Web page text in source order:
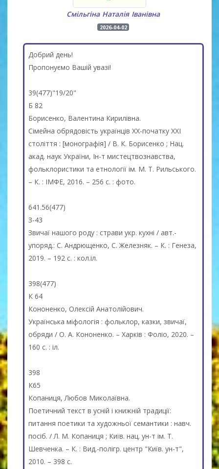
Смільгіна Наталія Іванівна
2026-04-02
Добрий день!
Пропонуємо Вашій увазі!
39(477)"19/20"
Б 82
Борисенко, Валентина Кирилівна.
Сімейна обрядовість українців XX-початку XXI
століття : [монографія] / В. К. Борисенко ; Нац.
акад. наук України, Ін-т мистецтвознавства,
фольклористики та етнології ім. М. Т. Рильського.
– К. : ІМФЕ, 2016. – 256 с. : фото.
641.56(477)
З-43
Звичаї нашого роду : страви укр. кухні / авт.-
упоряд.: С. Андрющенко, С. Железняк. – К. : Генеза,
2019. – 192 с. : кол.іл.
398(477)
К 64
Кононенко, Олексій Анатолійович.
Українська міфологія : фольклор, казки, звичаї,
обряди / О. А. Кононенко. – Харків : Фоліо, 2020. –
160 с. : іл.
398
К65
Копаниця, Любов Миколаївна.
Поетичний текст в усній і книжній традиції:
питання поетики та художньої семантики : навч.
посіб. / Л. М. Копаниця ; Київ. нац. ун-т ім. Т.
Шевченка. – К. : Вид.-полігр. центр "Київ. ун-т",
2010. – 398 с.